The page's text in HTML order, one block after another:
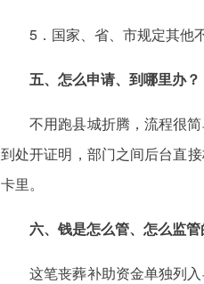
5．国家、省、市规定其他
五、怎么申请、到哪里办？
不用跑县城折腾，流程很
到处开证明，部门之间后台
卡里。
六、钱是怎么管、怎么监管
这笔丧葬补助资金单独列